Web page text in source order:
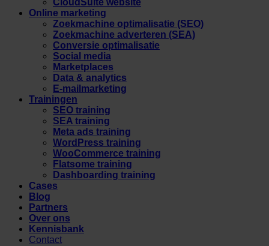
CloudSuite website
Online marketing
Zoekmachine optimalisatie (SEO)
Zoekmachine adverteren (SEA)
Conversie optimalisatie
Social media
Marketplaces
Data & analytics
E-mailmarketing
Trainingen
SEO training
SEA training
Meta ads training
WordPress training
WooCommerce training
Flatsome training
Dashboarding training
Cases
Blog
Partners
Over ons
Kennisbank
Contact